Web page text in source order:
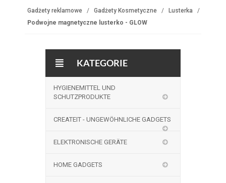
Gadżety reklamowe Gadżety Kosmetyczne
Lusterka
Podwojne magnetyczne lusterko - GLOW
KATEGORIE
HYGIENEMITTEL UND
SCHUTZPRODUKTE
CREATEIT - UNGEWÖHNLICHE GADGETS
ELEKTRONISCHE GERÄTE
HOME GADGETS